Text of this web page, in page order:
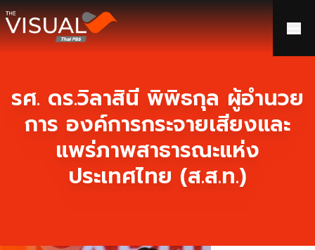
ข้ามไปยังเนื้อหา
รศ. ดร.วิลาสินี พิพิธกุล ผู้อำนวย
การ องค์การกระจายเสียงและ
แพร่ภาพสาธารณะแห่ง
ประเทศไทย (ส.ส.ท.)